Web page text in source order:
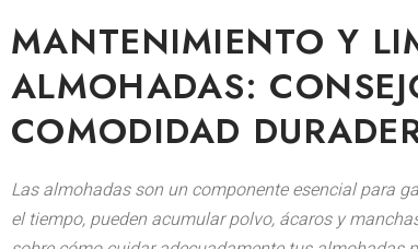
MANTENIMIENTO Y
ALMOHADAS:
COMODIDAD
Las almohadas son un componente esencial para
el tiempo, pueden acumular polvo, ácaros y